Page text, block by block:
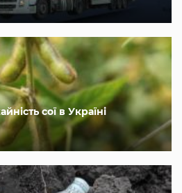
сої в Україні